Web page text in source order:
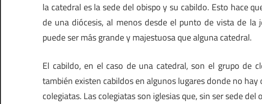
la catedral es la sede del obispo y su cabildo. Esto hace
de una diócesis, al menos desde el punto de vista de la
puede ser más grande y majestuosa que alguna catedral.
El cabildo, en el caso de una catedral, son el grupo de
también existen cabildos en algunos lugares donde no
colegiatas. Las colegiatas son iglesias que, sin ser sede